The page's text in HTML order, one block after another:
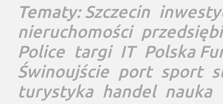
Tematy:Szczecin
nieruchomości
Police targi IT Polska
Świnoujście port sport
turystyka handel nauka